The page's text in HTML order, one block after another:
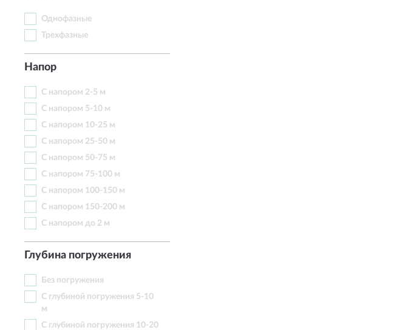
Однофазные
Трехфазные
Напор
С напором 2-5 м
С напором 5-10 м
С напором 10-25 м
С напором 25-50 м
С напором 50-75 м
С напором 75-100 м
С напором 100-150 м
С напором 150-200 м
С напором до 2 м
Глубина погружения
Без погружения
С глубиной погружения 5-10
м
С глубиной погружения 10-20